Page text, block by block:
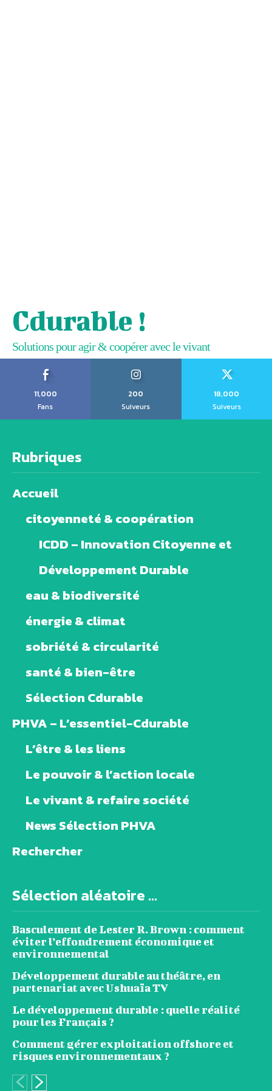
Cdurable !
Solutions pour agir & coopérer avec le vivant
11,000
Fans
200
Suiveurs
18,000
Suiveurs
Rubriques
Accueil
citoyenneté & coopération
ICDD – Innovation Citoyenne et
Développement Durable
eau & biodiversité
énergie & climat
sobriété & circularité
santé & bien-être
Sélection Cdurable
PHVA – L’essentiel-Cdurable
L’être & les liens
Le pouvoir & l’action locale
Le vivant & refaire société
News Sélection PHVA
Rechercher
Sélection aléatoire ...
Basculement de Lester R. Brown : comment
éviter l’effondrement économique et
environnemental
Développement durable au théâtre, en
partenariat avec Ushuaïa TV
Le développement durable : quelle réalité
pour les Français ?
Comment gérer exploitation offshore et
risques environnementaux ?